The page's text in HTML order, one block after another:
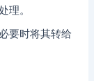
理。
要时将其转给